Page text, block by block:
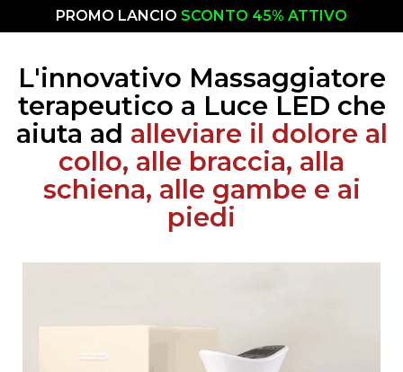
PROMO LANCIO SCONTO 45% ATTIVO
L'innovativo Massaggiatore
terapeutico a Luce LED che
aiuta ad alleviare il dolore al
collo, alle braccia, alla
schiena, alle gambe e ai
piedi